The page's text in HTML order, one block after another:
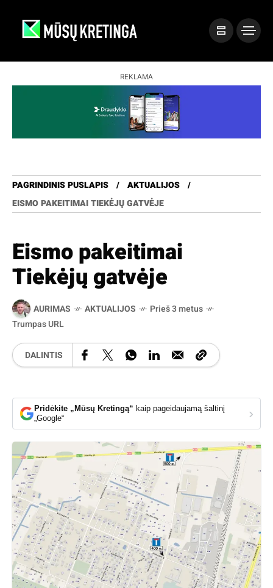
REKLAMA
PAGRINDINIS PUSLAPIS
AKTUALIJOS
EISMO PAKEITIMAI TIEKĖJŲ GATVĖJE
Eismo pakeitimai
Tiekėjų gatvėje
AURIMAS AKTUALIJOS
Prieš 3 metus
Trumpas URL
DALINTIS
Pridėkite „Mūsų Kretingą“ kaip pageidaujamą šaltinį
„Google“
›